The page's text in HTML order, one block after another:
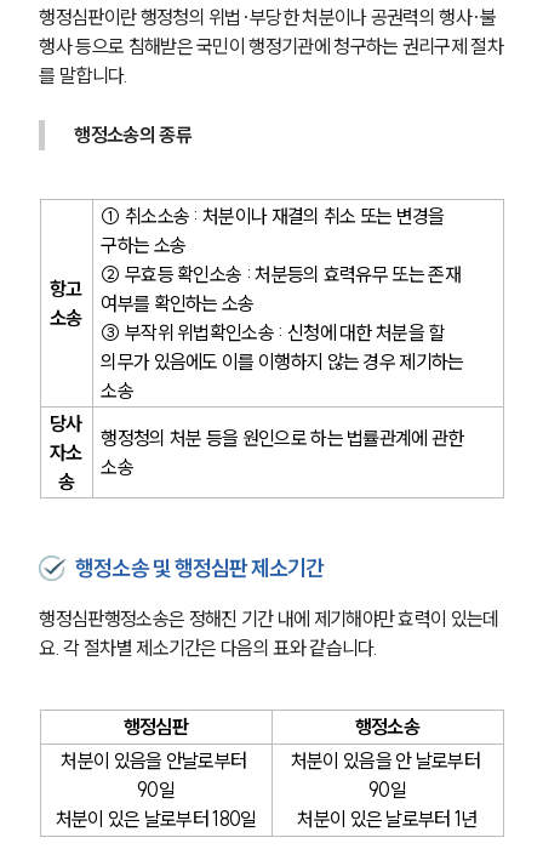
행정심판이란 행정청의 위법·부당한 처분이나 공권력의 행사·불
행사 등으로 침해받은 국민이 행정기관에 청구하는 권리구제 절차
를 말합니다.
행정소송의 종류
항고
소송
① 취소소송 : 처분이나 재결의 취소 또는 변경을
구하는 소송
② 무효등 확인소송 : 처분등의 효력유무 또는 존재
여부를 확인하는 소송
③ 부작위 위법확인소송 : 신청에 대한 처분을 할
의무가 있음에도 이를 이행하지 않는 경우 제기하는
소송
당사
자소
송
행정청의 처분 등을 원인으로 하는 법률관계에 관한
소송
행정소송 및 행정심판 제소기간
행정심판행정소송은 정해진 기간 내에 제기해야만 효력이 있는데
요. 각 절차별 제소기간은 다음의 표와 같습니다.
행정심판
행정소송
처분이 있음을 안날로부터
90일
처분이 있은 날로부터 180일
처분이 있음을 안 날로부터
90일
처분이 있은 날로부터 1년